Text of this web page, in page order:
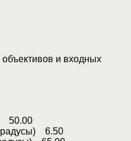
и входных
50.00
6.50